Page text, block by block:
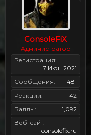
ConsoleFiX
Администратор
Регистрация
7 Июн 2021
Сообщения
481
Реакции
42
Баллы
1,092
Веб-сайт
consolefix.ru